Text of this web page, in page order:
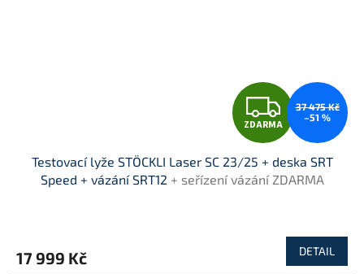
Z
D
A
M
ZDARMA
37 475 Kč
–51 %
Testovací lyže STÖCKLI Laser SC 23/25 + deska SRT
Speed + vázání SRT12 + seřízení vázání ZDARMA
17 999 Kč DETAIL